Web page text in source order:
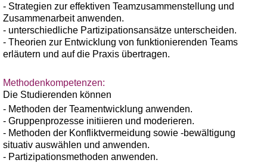
- Strategien zur effektiven Teamzusammenstellung und
Zusammenarbeit anwenden.
- unterschiedliche Partizipationsansätze unterscheiden.
- Theorien zur Entwicklung von funktionierenden Teams
erläutern und auf die Praxis übertragen.
Methodenkompetenzen:
Die Studierenden können
- Methoden der Teamentwicklung anwenden.
- Gruppenprozesse initiieren und moderieren.
- Methoden der Konfliktvermeidung sowie -bewältigung
situativ auswählen und anwenden.
- Partizipationsmethoden anwenden.